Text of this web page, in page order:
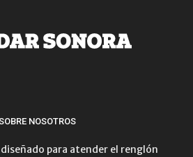
NOSOTROS
para atender el renglón